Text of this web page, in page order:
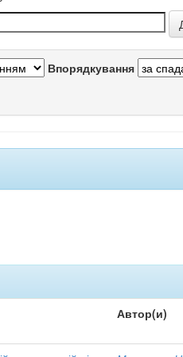
Впорядкування
Автор(и)